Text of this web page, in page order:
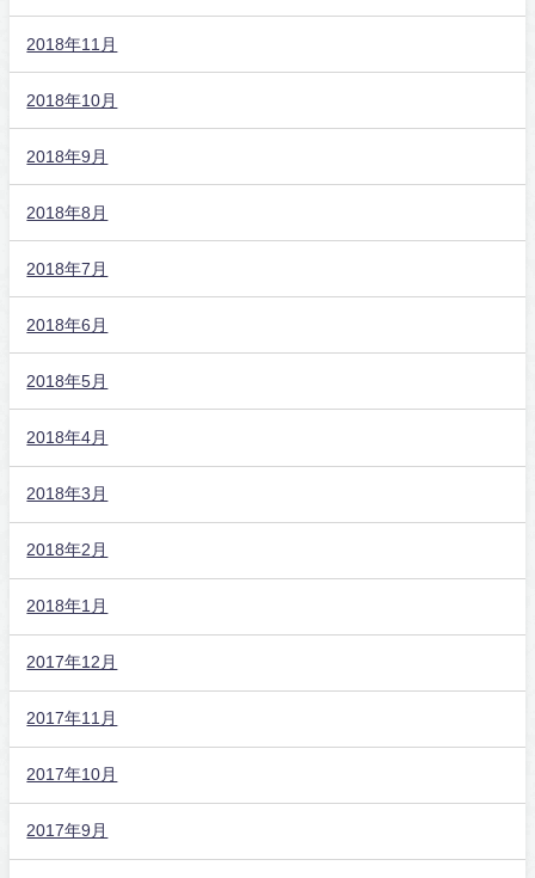
2018年11月
2018年10月
2018年9月
2018年8月
2018年7月
2018年6月
2018年5月
2018年4月
2018年3月
2018年2月
2018年1月
2017年12月
2017年11月
2017年10月
2017年9月